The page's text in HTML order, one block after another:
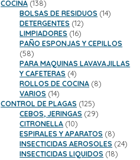
COCINA 138138
productos
BOLSAS DE RESIDUOS 1414
DETERGENTES 1212
productos
LIMPIADORES 1616
productos
PAÑO ESPONJAS Y CEPILLOS
5858
productos
PARA MAQUINAS LAVAVAJILLAS
Y CAFETERAS 44
productos
ROLLOS DE COCINA 88
VARIOS 1414
productos
CONTROL DE PLAGAS 125125
productos
CEBOS, JERINGAS 2929
CITRONELLA 1010
productos
ESPIRALES Y APARATOS 88
productos
INSECTICIDAS AEROSOLES 2424
INSECTICIDAS LIQUIDOS 1818